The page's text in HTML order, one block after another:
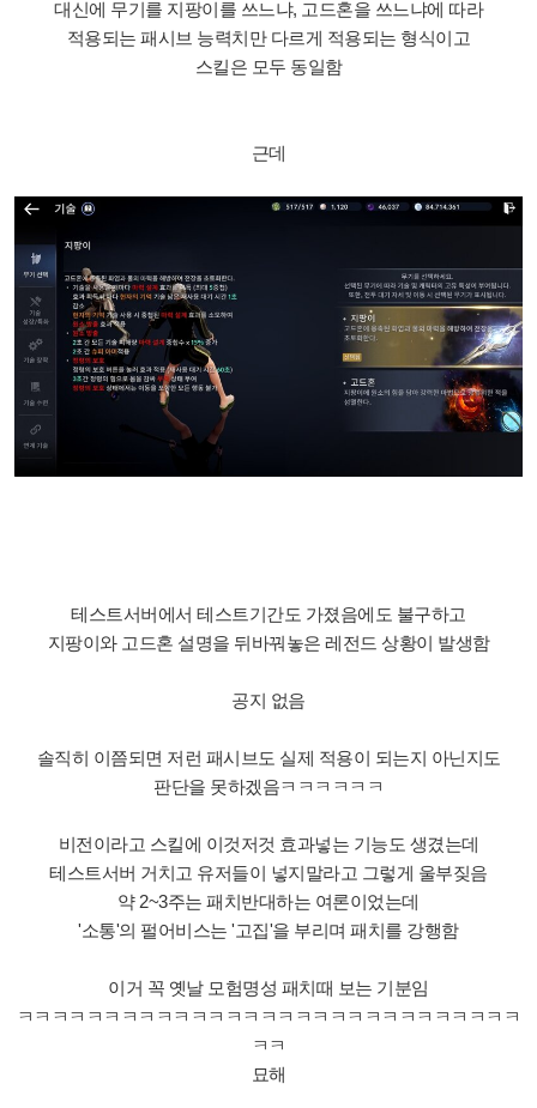
대신에 무기를 지팡이를 쓰느냐, 고드혼을 쓰느냐에 따라
적용되는 패시브 능력치만 다르게 적용되는 형식이고
스킬은 모두 동일함
근데
테스트서버에서 테스트기간도 가졌음에도 불구하고
지팡이와 고드혼 설명을 뒤바꿔놓은 레전드 상황이 발생함
공지 없음
솔직히 이쯤되면 저런 패시브도 실제 적용이 되는지 아닌지도
판단을 못하겠음ㅋㅋㅋㅋㅋㅋ
비전이라고 스킬에 이것저것 효과넣는 기능도 생겼는데
테스트서버 거치고 유저들이 넣지말라고 그렇게 울부짖음
약 2~3주는 패치반대하는 여론이었는데
'소통'의 펄어비스는 '고집'을 부리며 패치를 강행함
이거 꼭 옛날 모험명성 패치때 보는 기분임
ㅋㅋㅋㅋㅋㅋㅋㅋㅋㅋㅋㅋㅋㅋㅋㅋㅋㅋㅋㅋㅋㅋㅋㅋㅋㅋㅋㅋㅋ
ㅋㅋ
묘해